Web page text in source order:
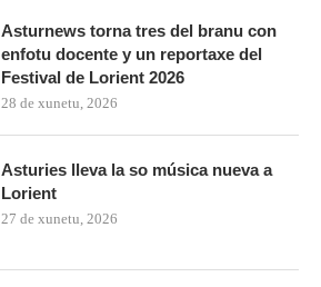
Asturnews torna tres del branu con
enfotu docente y un reportaxe del
Festival de Lorient 2026
28 de xunetu, 2026
Asturies lleva la so música nueva a
Lorient
27 de xunetu, 2026